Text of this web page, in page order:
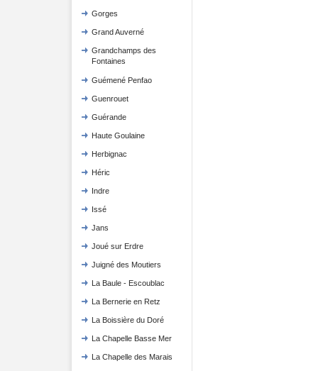
Gorges
Grand Auverné
Grandchamps des
Fontaines
Guémené Penfao
Guenrouet
Guérande
Haute Goulaine
Herbignac
Héric
Indre
Issé
Jans
Joué sur Erdre
Juigné des Moutiers
La Baule - Escoublac
La Bernerie en Retz
La Boissière du Doré
La Chapelle Basse Mer
La Chapelle des Marais